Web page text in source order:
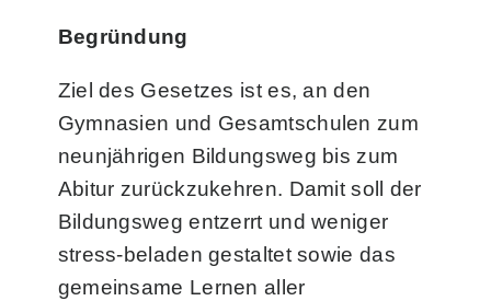
Begründung
Ziel des Gesetzes ist es, an den
Gymnasien und Gesamtschulen zum
neunjährigen Bildungsweg bis zum
Abitur zurückzu­kehren. Damit soll der
Bildungsweg entzerrt und weniger
stress-beladen gestaltet sowie das
gemeinsame Lernen aller